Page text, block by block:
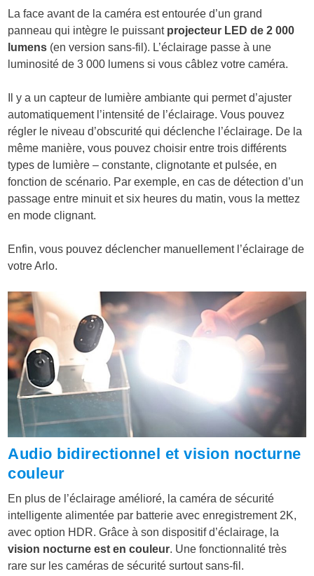
La face avant de la caméra est entourée d’un grand
panneau qui intègre le puissant projecteur LED de 2 000
lumens (en version sans-fil). L’éclairage passe à une
luminosité de 3 000 lumens si vous câblez votre caméra.
Il y a un capteur de lumière ambiante qui permet d’ajuster
automatiquement l’intensité de l’éclairage. Vous pouvez
régler le niveau d’obscurité qui déclenche l’éclairage. De la
même manière, vous pouvez choisir entre trois différents
types de lumière – constante, clignotante et pulsée, en
fonction de scénario. Par exemple, en cas de détection d’un
passage entre minuit et six heures du matin, vous la mettez
en mode clignant.
Enfin, vous pouvez déclencher manuellement l’éclairage de
votre Arlo.
Audio bidirectionnel et vision nocturne
couleur
En plus de l’éclairage amélioré, la caméra de sécurité
intelligente alimentée par batterie avec enregistrement 2K,
avec option HDR. Grâce à son dispositif d’éclairage, la
vision nocturne est en couleur. Une fonctionnalité très
rare sur les caméras de sécurité surtout sans-fil.